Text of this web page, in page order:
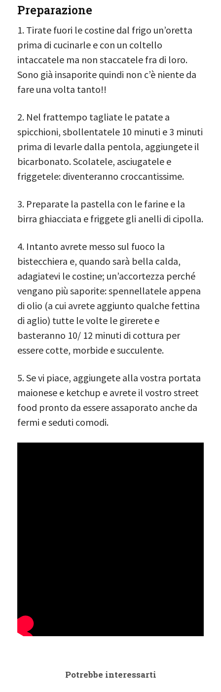
Preparazione
1. Tirate fuori le costine dal frigo un’oretta
prima di cucinarle e con un coltello
intaccatele ma non staccatele fra di loro.
Sono già insaporite quindi non c’è niente da
fare una volta tanto!!
2. Nel frattempo tagliate le patate a
spicchioni, sbollentatele 10 minuti e 3 minuti
prima di levarle dalla pentola, aggiungete il
bicarbonato. Scolatele, asciugatele e
friggetele: diventeranno croccantissime.
3. Preparate la pastella con le farine e la
birra ghiacciata e friggete gli anelli di cipolla.
4. Intanto avrete messo sul fuoco la
bistecchiera e, quando sarà bella calda,
adagiatevi le costine; un’accortezza perché
vengano più saporite: spennellatele appena
di olio (a cui avrete aggiunto qualche fettina
di aglio) tutte le volte le girerete e
basteranno 10/ 12 minuti di cottura per
essere cotte, morbide e succulente.
5. Se vi piace, aggiungete alla vostra portata
maionese e ketchup e avrete il vostro street
food pronto da essere assaporato anche da
fermi e seduti comodi.
Potrebbe interessarti